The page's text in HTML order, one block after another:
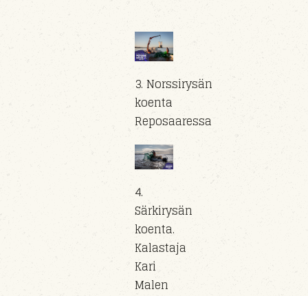
3. Norssirysän
koenta
Reposaaressa
4.
Särkirysän
koenta.
Kalastaja
Kari
Malen